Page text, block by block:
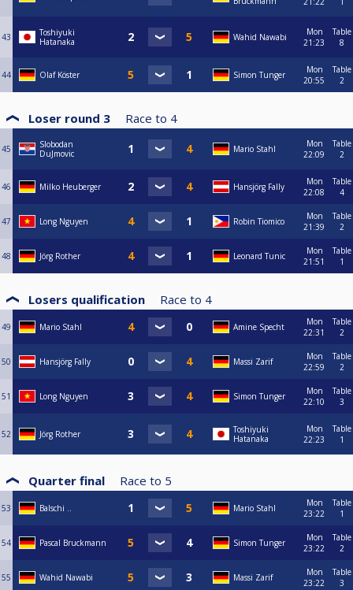
43
Toshiyuki
Hatanaka
Wahid Nawabi
Mon
21:23
Table
8
44 Olaf Köster Simon Tunger
Mon
20:55
Table
2
Loser round 3 Race to 4
45
Slobodan
DuJmovic
Mario Stahl
Mon
22:09
Table
2
46 Milko Heuberger Hansjörg Fally
Mon
22:08
Table
4
47 Long Nguyen Robin Tiomico
Mon
21:39
Table
2
48 Jörg Rother Leonard Tunic
Mon
21:51
Table
1
Losers qualification Race to 4
49 Mario Stahl Amine Specht
Mon
22:31
Table
2
50 Hansjörg Fally Massi Zarif
Mon
22:59
Table
2
51 Long Nguyen Simon Tunger
Mon
22:10
Table
3
52 Jörg Rother
Toshiyuki
Hatanaka
Mon
22:23
Table
1
Quarter final Race to 5
53 Balschi .. Mario Stahl
Mon
23:22
Table
1
54 Pascal Bruckmann Simon Tunger
Mon
23:22
Table
2
55 Wahid Nawabi Massi Zarif
Mon
23:22
Table
3